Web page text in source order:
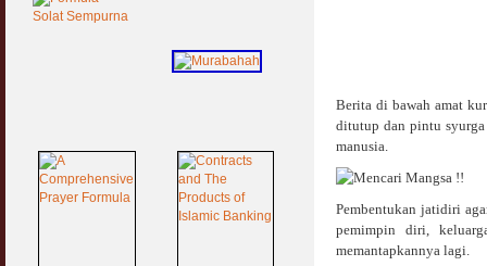
Berita di bawah amat
ditutup dan pintu syurga
manusia.
Pembentukan jatidiri
pemimpin diri,
memantapkannya lagi.